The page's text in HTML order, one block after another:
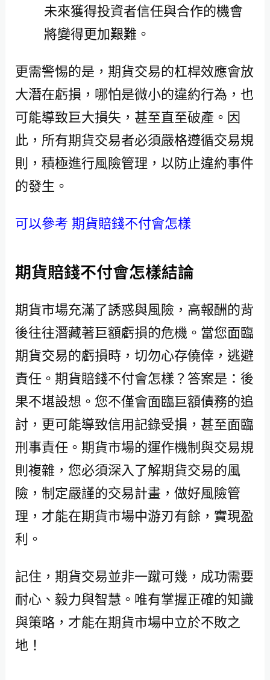
未來獲得投資者信任與合作的機會
將變得更加艱難。
更需警惕的是，期貨交易的杠桿效應會放
大潛在虧損，哪怕是微小的違約行為，也
可能導致巨大損失，甚至直至破產。因
此，所有期貨交易者必須嚴格遵循交易規
則，積極進行風險管理，以防止違約事件
的發生。
可以參考 期貨賠錢不付會怎樣
期貨賠錢不付會怎樣結論
期貨市場充滿了誘惑與風險，高報酬的背
後往往潛藏著巨額虧損的危機。當您面臨
期貨交易的虧損時，切勿心存僥倖，逃避
責任。期貨賠錢不付會怎樣？答案是：後
果不堪設想。您不僅會面臨巨額債務的追
討，更可能導致信用記錄受損，甚至面臨
刑事責任。期貨市場的運作機制與交易規
則複雜，您必須深入了解期貨交易的風
險，制定嚴謹的交易計畫，做好風險管
理，才能在期貨市場中游刃有餘，實現盈
利。
記住，期貨交易並非一蹴可幾，成功需要
耐心、毅力與智慧。唯有掌握正確的知識
與策略，才能在期貨市場中立於不敗之
地！